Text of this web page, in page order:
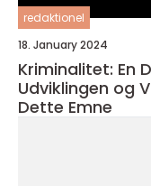
redaktionel
18. January 2024
Kriminalitet: En
Udviklingen og
Dette Emne